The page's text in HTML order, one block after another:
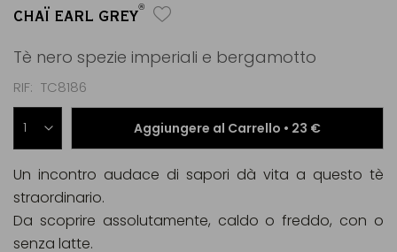
CHAÏ EARL GREY®
Tè nero spezie imperiali e bergamotto
RIF TC8186
Aggiungere al Carrello • 23 €
Un incontro audace di sapori dà vita a questo tè
straordinario.
Da scoprire assolutamente, caldo o freddo, con o
senza latte.